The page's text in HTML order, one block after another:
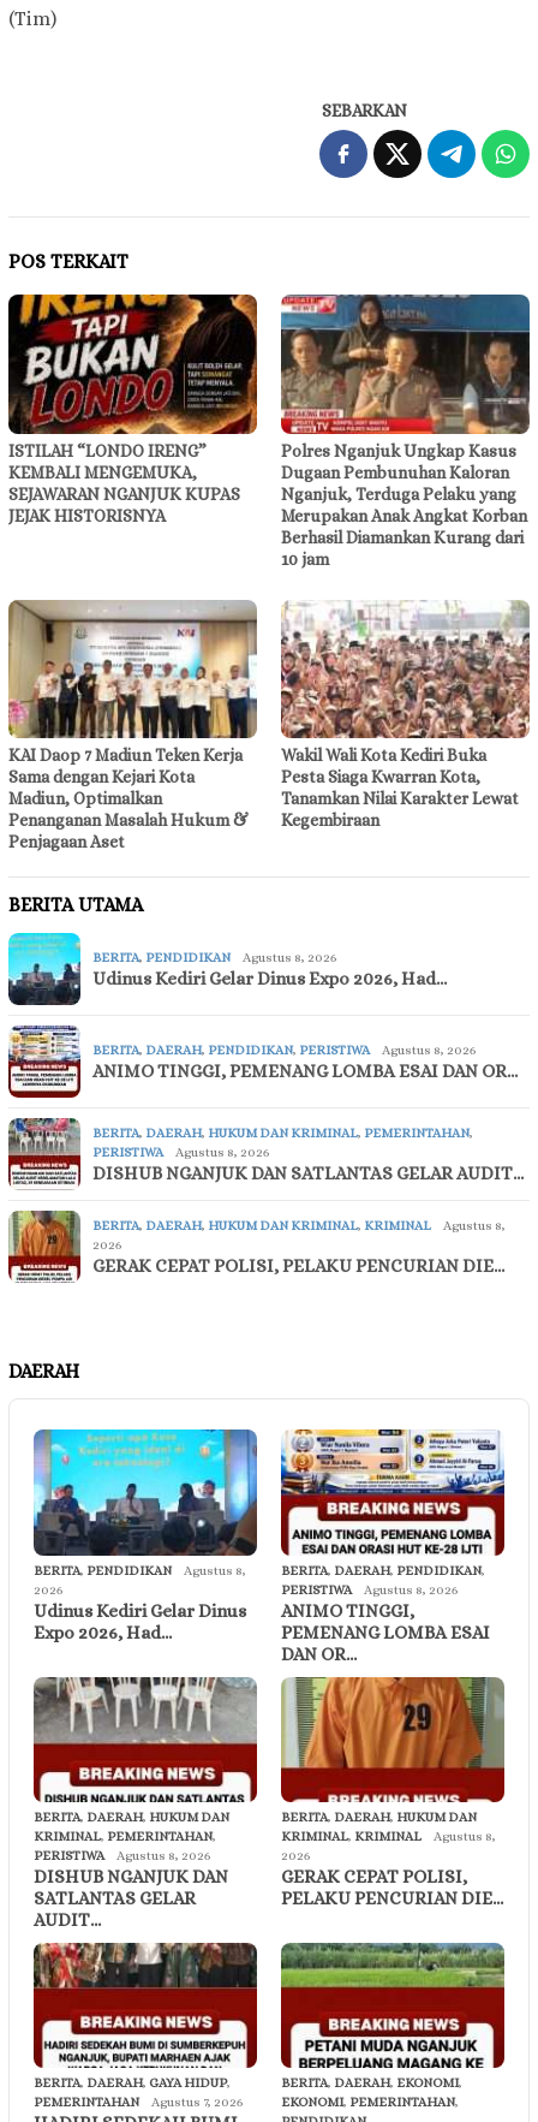
(Tim)
SEBARKAN
POS TERKAIT
ISTILAH “LONDO IRENG”
KEMBALI MENGEMUKA,
SEJAWARAN NGANJUK KUPAS
JEJAK HISTORISNYA
Polres Nganjuk Ungkap Kasus
Dugaan Pembunuhan Kaloran
Nganjuk, Terduga Pelaku yang
Merupakan Anak Angkat Korban
Berhasil Diamankan Kurang dari
10 jam
KAI Daop 7 Madiun Teken Kerja
Sama dengan Kejari Kota
Madiun, Optimalkan
Penanganan Masalah Hukum &
Penjagaan Aset
Wakil Wali Kota Kediri Buka
Pesta Siaga Kwarran Kota,
Tanamkan Nilai Karakter Lewat
Kegembiraan
BERITA UTAMA
BERITA, PENDIDIKAN Agustus 8, 2026
Udinus Kediri Gelar Dinus Expo 2026, Had…
BERITA, DAERAH, PENDIDIKAN, PERISTIWA Agustus 8, 2026
ANIMO TINGGI, PEMENANG LOMBA ESAI DAN OR…
BERITA, DAERAH, HUKUM DAN KRIMINAL, PEMERINTAHAN,
PERISTIWA
Agustus 8, 2026
DISHUB NGANJUK DAN SATLANTAS GELAR AUDIT…
BERITA, DAERAH, HUKUM DAN KRIMINAL, KRIMINAL
Agustus 8,
2026
GERAK CEPAT POLISI, PELAKU PENCURIAN DIE…
DAERAH
BERITA, PENDIDIKAN
Agustus 8,
2026
Udinus Kediri Gelar Dinus
Expo 2026, Had…
BERITA, DAERAH, PENDIDIKAN,
PERISTIWA
Agustus 8, 2026
ANIMO TINGGI,
PEMENANG LOMBA ESAI
DAN OR…
BERITA, DAERAH, HUKUM DAN
KRIMINAL, PEMERINTAHAN,
PERISTIWA
Agustus 8, 2026
DISHUB NGANJUK DAN
SATLANTAS GELAR
AUDIT…
BERITA, DAERAH, HUKUM DAN
KRIMINAL, KRIMINAL
Agustus 8,
2026
GERAK CEPAT POLISI,
PELAKU PENCURIAN DIE…
BERITA, DAERAH, GAYA HIDUP,
PEMERINTAHAN
Agustus 7, 2026
BERITA, DAERAH, EKONOMI,
EKONOMI, PEMERINTAHAN,